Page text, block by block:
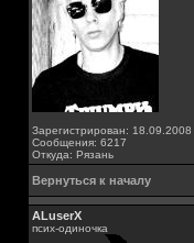
Зарегистрирован: 18.09.2008
Сообщения: 6217
Откуда: Рязань
Вернуться к началу
ALuserX
псих-одиночка